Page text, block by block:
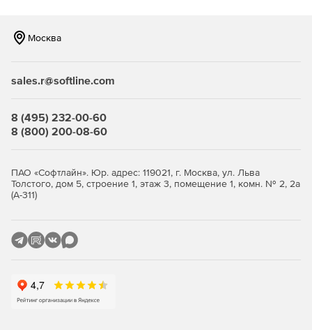
Москва
sales.r@softline.com
8 (495) 232-00-60
8 (800) 200-08-60
ПАО «Софтлайн». Юр. адрес: 119021, г. Москва, ул. Льва
Толстого, дом 5, строение 1, этаж 3, помещение 1, комн. № 2, 2а
(А-311)